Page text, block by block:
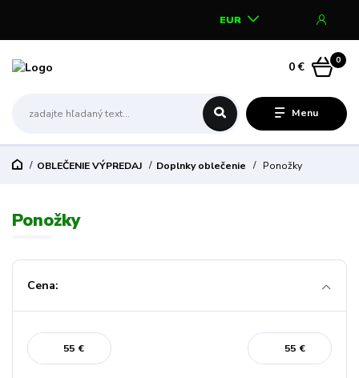
Menu
EUR
0
0 €
OBLEČENIE VÝPREDAJ Doplnky oblečenie Ponožky
Ponožky
Cena:
€ €